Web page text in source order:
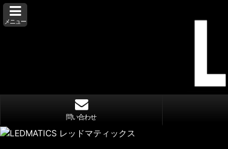
メニュー
問い合わせ